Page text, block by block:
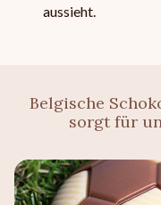
aussieht.
Belgische
sorgt für